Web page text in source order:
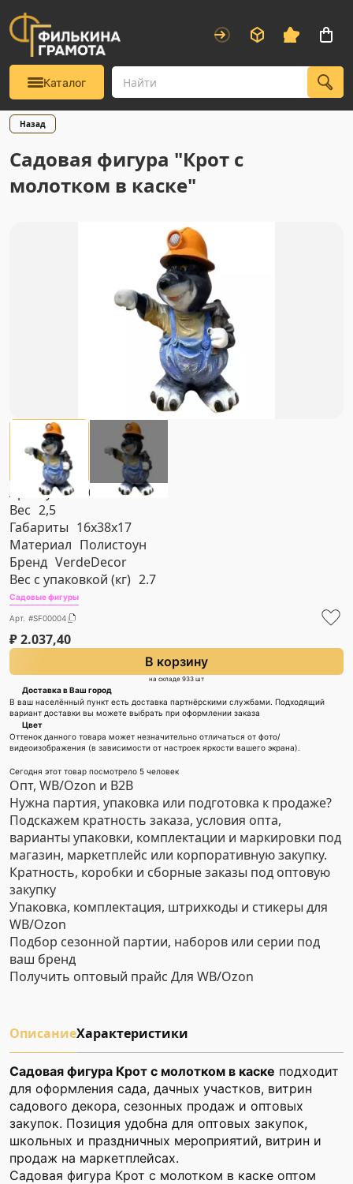
Каталог
Назад
Садовая фигура "Крот с
молотком в каске"
Артикул #SF00004
Вес 2,5
Габариты 16х38х17
Материал Полистоун
Бренд VerdeDecor
Вес с упаковкой (кг) 2.7
Садовые фигуры
Арт. #SF00004
₽2.037,40
В корзину
на складе 933 шт
Доставка в Ваш город
В ваш населённый пункт есть доставка партнёрскими службами. Подходящий
вариант доставки вы можете выбрать при оформлении заказа
Цвет
Оттенок данного товара может незначительно отличаться от фото/
видеоизображения (в зависимости от настроек яркости вашего экрана).
Сегодня этот товар посмотрело 5 человек
Опт, WB/Ozon и B2B
Нужна партия, упаковка или подготовка к продаже?
Подскажем кратность заказа, условия опта,
варианты упаковки, комплектации и маркировки под
магазин, маркетплейс или корпоративную закупку.
Кратность, коробки и сборные заказы под оптовую
закупку
Упаковка, комплектация, штрихкоды и стикеры для
WB/Ozon
Подбор сезонной партии, наборов или серии под
ваш бренд
Получить оптовый прайс Для WB/Ozon
ОписаниеХарактеристики
Садовая фигура Крот с молотком в каске подходит
для оформления сада, дачных участков, витрин
садового декора, сезонных продаж и оптовых
закупок. Позиция удобна для оптовых закупок,
школьных и праздничных мероприятий, витрин и
продаж на маркетплейсах.
Садовая фигура Крот с молотком в каске оптом